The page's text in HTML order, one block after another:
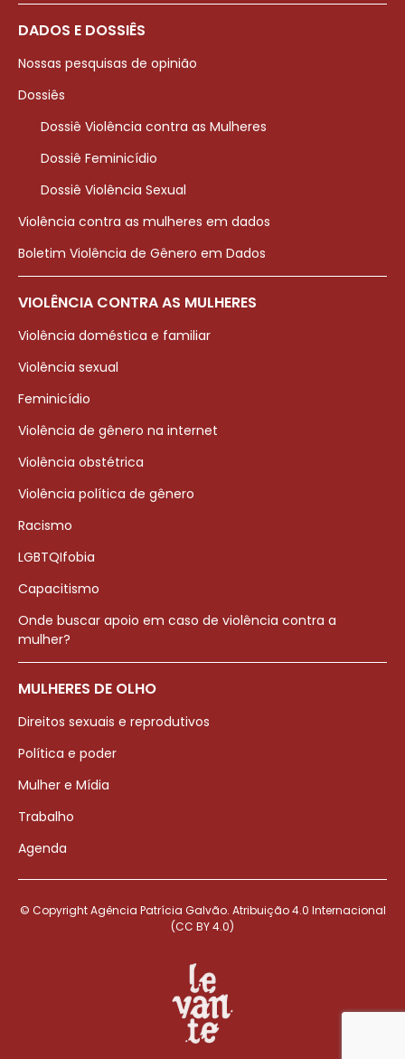
DADOS E DOSSIÊS
Nossas pesquisas de opinião
Dossiês
Dossiê Violência contra as Mulheres
Dossiê Feminicídio
Dossiê Violência Sexual
Violência contra as mulheres em dados
Boletim Violência de Gênero em Dados
VIOLÊNCIA CONTRA AS MULHERES
Violência doméstica e familiar
Violência sexual
Feminicídio
Violência de gênero na internet
Violência obstétrica
Violência política de gênero
Racismo
LGBTQIfobia
Capacitismo
Onde buscar apoio em caso de violência contra a
mulher?
MULHERES DE OLHO
Direitos sexuais e reprodutivos
Política e poder
Mulher e Mídia
Trabalho
Agenda
© Copyright Agência Patrícia Galvão. Atribuição 4.0 Internacional
(CC BY 4.0)